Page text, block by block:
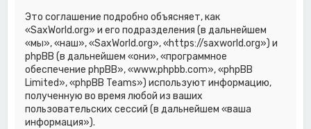
Это соглашение подробно объясняет, как
«SaxWorld.org» и его подразделения (в дальнейшем
«мы», «наш», «SaxWorld.org», «https://saxworld.org») и
phpBB (в дальнейшем «они», «программное
обеспечение phpBB», «www.phpbb.com», «phpBB
Limited», «phpBB Teams») используют информацию,
полученную во время любой из ваших
пользовательских сессий (в дальнейшем «ваша
информация»).